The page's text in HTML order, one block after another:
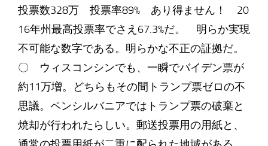
投票数328万 投票率89% あり得ません！ 20
16年州最高投票率でさえ67.3%だ。 明らか実現
不可能な数字である。明らかな不正の証拠だ。
〇 ウィスコンシンでも、一瞬でバイデン票が
約11万増。どちらもその間トランプ票ゼロの不
思議。ペンシルバニアではトランプ票の破棄と
焼却が行われたらしい。郵送投票用の用紙と、